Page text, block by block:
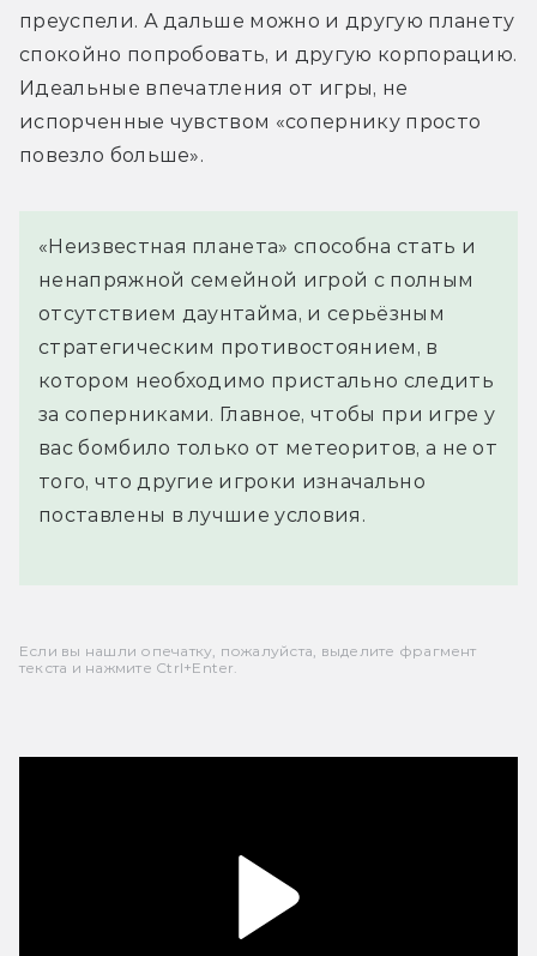
преуспели. А дальше можно и другую планету
спокойно попробовать, и другую корпорацию.
Идеальные впечатления от игры, не
испорченные чувством «сопернику просто
повезло больше».
«Неизвестная планета» способна стать и
ненапряжной семейной игрой с полным
отсутствием даунтайма, и серьёзным
стратегическим противостоянием, в
котором необходимо пристально следить
за соперниками. Главное, чтобы при игре у
вас бомбило только от метеоритов, а не от
того, что другие игроки изначально
поставлены в лучшие условия.
Если вы нашли опечатку, пожалуйста, выделите фрагмент
текста и нажмите Ctrl+Enter.